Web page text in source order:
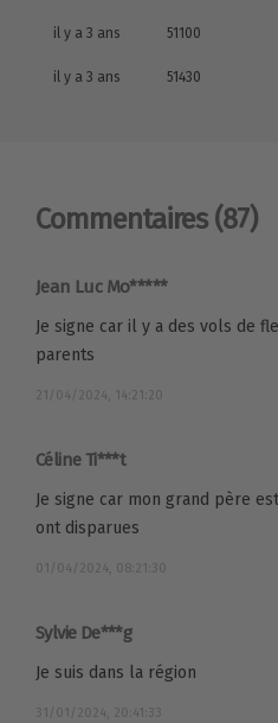
il y a 3 ans 51100
il y a 3 ans 51430
Commentaires (87)
Jean Luc Mo*****
Je signe car il y a des vols de
parents
21/04/2024, 14:21:20
Céline Ti***t
Je signe car mon grand père
ont disparues
01/04/2024, 08:21:30
Sylvie De***g
Je suis dans la région
31/01/2024, 20:41:33